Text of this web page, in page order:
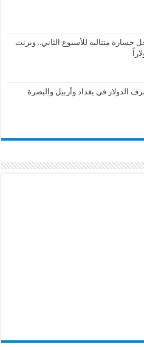
خسارة متتالية للأسبوع الثاني.. وبرنت
الدولار في بغداد وأربيل والبصرة